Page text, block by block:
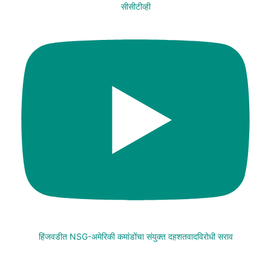
सीसीटीव्ही
हिंजवडीत NSG-अमेरिकी कमांडोंचा संयुक्त दहशतवादविरोधी सराव